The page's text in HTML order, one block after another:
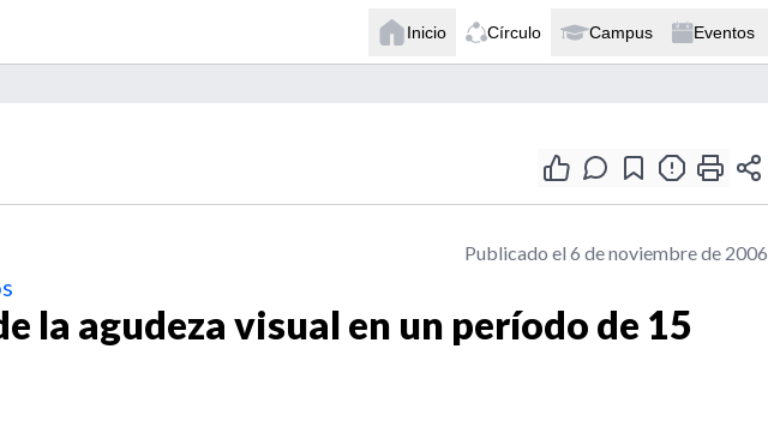
Inicio Círculo Campus Eventos
Publicado el 6 de noviembre de 2006
la agudeza visual en un período de 15